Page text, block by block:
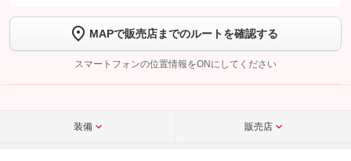
トーク画面で
ボタンをタップして問い合わせを
完了してください。
こちら
MAPで販売店までのルートを確認する
スマートフォンの位置情報をONにしてください
装備 販売店